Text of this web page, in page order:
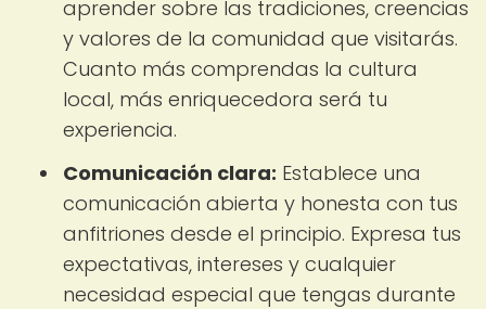
aprender sobre las tradiciones, creencias
y valores de la comunidad que visitarás.
Cuanto más comprendas la cultura
local, más enriquecedora será tu
experiencia.
Comunicación clara: Establece una
comunicación abierta y honesta con tus
anfitriones desde el principio. Expresa tus
expectativas, intereses y cualquier
necesidad especial que tengas durante